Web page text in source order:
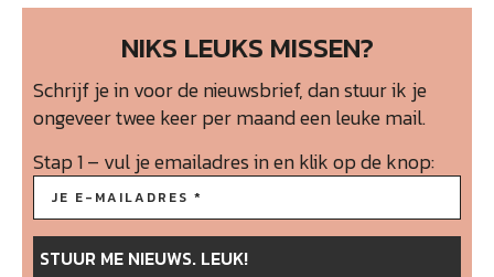
NIKS LEUKS MISSEN?
Schrijf je in voor de nieuwsbrief, dan stuur ik je
ongeveer twee keer per maand een leuke mail.
Stap 1 – vul je emailadres in en klik op de knop: